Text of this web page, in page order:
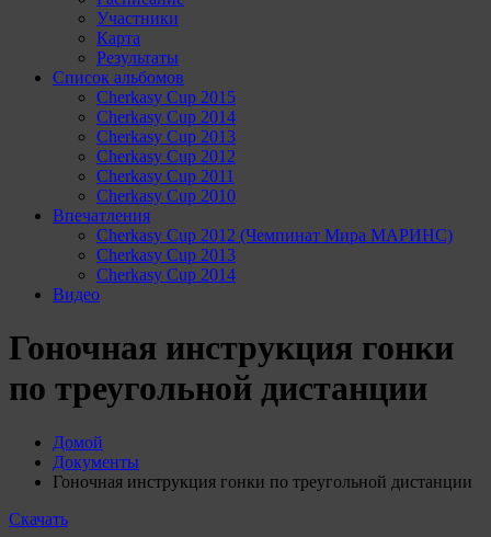
Участники
Карта
Результаты
Список альбомов
Cherkasy Cup 2015
Cherkasy Cup 2014
Cherkasy Cup 2013
Cherkasy Cup 2012
Cherkasy Cup 2011
Cherkasy Cup 2010
Впечатления
Cherkasy Cup 2012 (Чемпинат Мира МАРИНС)
Cherkasy Cup 2013
Cherkasy Cup 2014
Видео
Гоночная инструкция гонки
по треугольной дистанции
Домой
Документы
Гоночная инструкция гонки по треугольной дистанции
Скачать